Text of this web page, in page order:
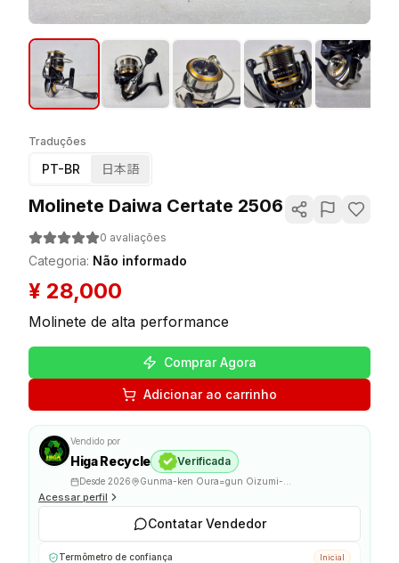
Traduções
PT-BR 日本語
Molinete Daiwa Certate 2506
0 avaliações
Categoria: Não informado
¥ 28,000
Molinete de alta performance
Comprar Agora
Adicionar ao carrinho
Vendido por
Higa Recycle Verificada
Desde 2026
Acessar perfil
Contatar Vendedor
Termômetro de confiança Inicial